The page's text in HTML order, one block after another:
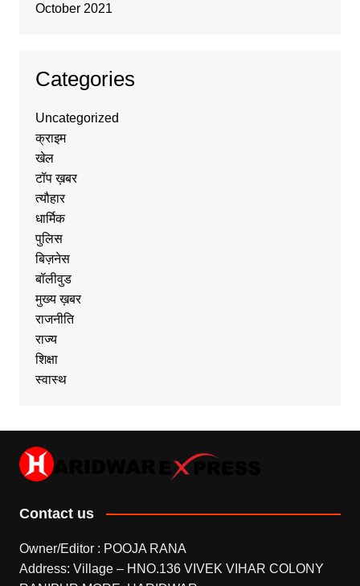
October 2021
Categories
Uncategorized
क्राइम
खेल
टॉप ख़बर
त्यौहार
धार्मिक
पुलिस
बिज़नेस
बॉलीवुड
मुख्य ख़बर
राजनीति
राज्य
शिक्षा
स्वास्थ
Contact us
Owner/Editor : POOJA RANA
Address: Village – HNO.136 VIVEK VIHAR COLONY